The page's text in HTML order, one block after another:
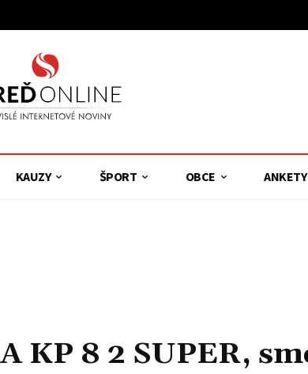
KAUZY ŠPORT OBCE ANKETY
KP 8 2 SUPER,